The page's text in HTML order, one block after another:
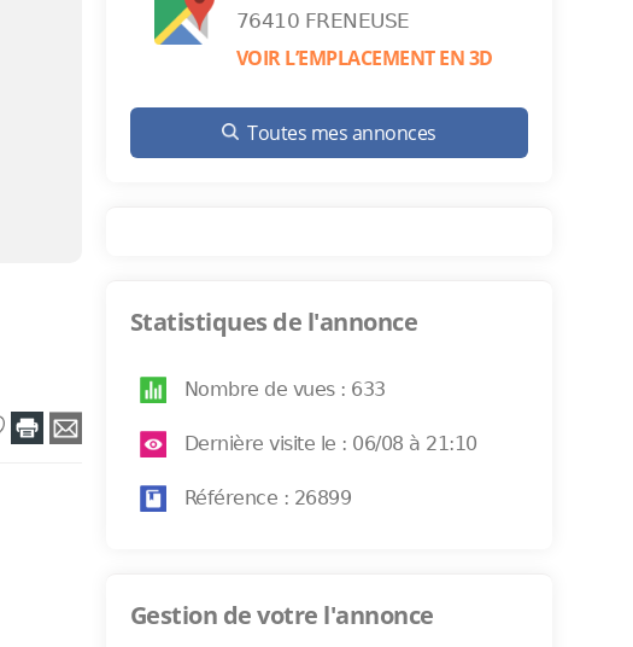
76410 FRENEUSE
VOIR L’EMPLACEMENT EN 3D
Toutes mes annonces
Statistiques de l'annonce
Nombre de vues : 633
Dernière visite le : 06/08 à 21:10
Référence : 26899
Gestion de votre l'annonce